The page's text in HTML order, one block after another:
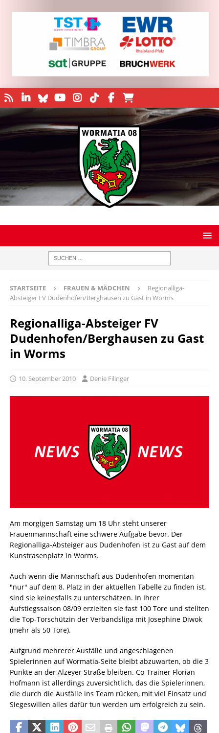
STARTSEITE FRAUEN & MÄDCHEN
Regionalliga-
Absteiger FV Dudenhofen/Berghausen zu Gast in Worms
Regionalliga-Absteiger FV
Dudenhofen/Berghausen zu Gast
in Worms
10. September 2010 Denie Filinger
Am morgigen Samstag um 18 Uhr steht unserer
Frauenmannschaft eine schwere Aufgabe bevor. Der
Regionalliga-Absteiger aus Dudenhofen ist zu Gast auf dem
Kunstrasenplatz in Worms.
Auch wenn die Mannschaft aus Dudenhofen momentan
"nur" auf dem 8. Platz in der aktuellen Tabelle zu finden ist,
sind sie keinesfalls zu unterschätzen. In Ihrer
Aufstiegssaison 08/09 erzielten sie fast 100 Tore und stellten
die Top-Torschützin der Verbandsliga mit Josephine Diwok
(mehr als 50 Tore).
Aufgrund mehrerer Ausfälle und angeschlagenen
Spielerinnen auf Wormatia-Seite bleibt abzuwarten, ob die 3
Punkte an der Alzeyer Straße bleiben. Co-Trainer Florian
Hofmann ist allerdings zuversichtlich, das die Spielerinnen,
die durch die Ausfälle ins Team rücken, mit viel Einsatz und
Siegeswillen alles dafür tun werden um erfolgreich zu sein.